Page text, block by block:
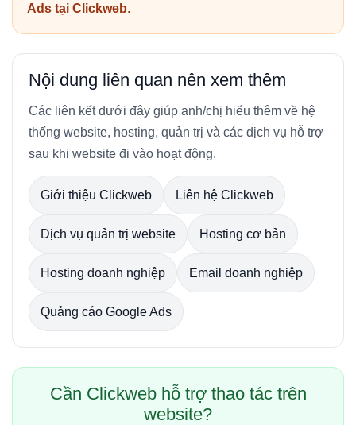
Ads tại Clickweb.
Nội dung liên quan nên xem thêm
Các liên kết dưới đây giúp anh/chị hiểu thêm về hệ
thống website, hosting, quản trị và các dịch vụ hỗ trợ
sau khi website đi vào hoạt động.
Giới thiệu Clickweb Liên hệ Clickweb
Dịch vụ quản trị website Hosting cơ bản
Hosting doanh nghiệp Email doanh nghiệp
Quảng cáo Google Ads
Cần Clickweb hỗ trợ thao tác trên
website?